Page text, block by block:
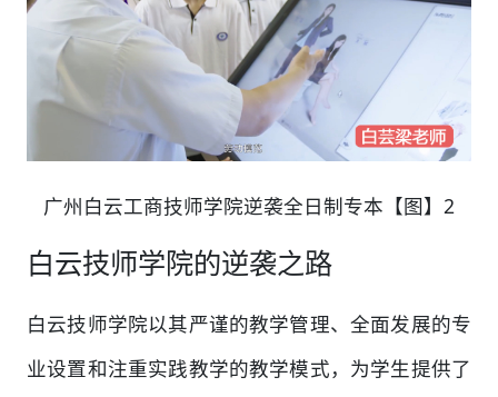
广州白云工商技师学院逆袭全日制专本【图】2
白云技师学院的逆袭之路
白云技师学院以其严谨的教学管理、全面发展的专
业设置和注重实践教学的教学模式，为学生提供了